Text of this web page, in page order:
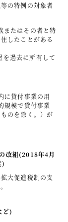
の特例の対象者
またはその者と特
したことがある
過去に所有して
に貸付事業の用
規模で貸付事業
のを除く。）が
改組(2018年4月
)
大促進税制の支
ど)